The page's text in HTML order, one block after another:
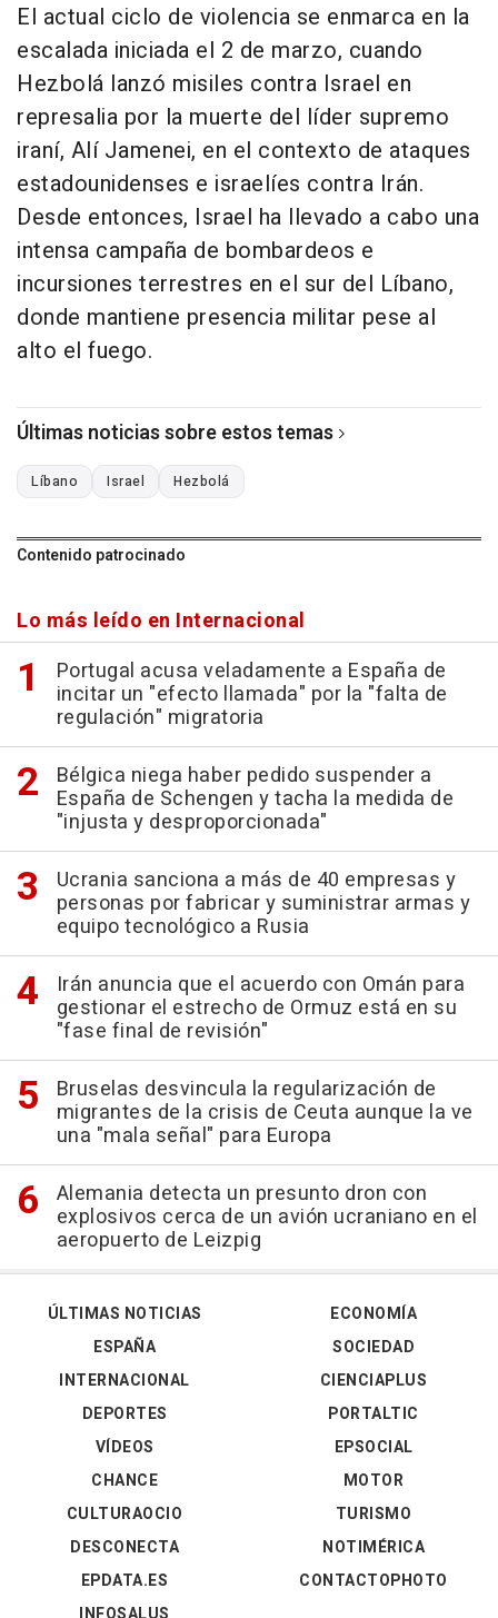
El actual ciclo de violencia se enmarca en la
escalada iniciada el 2 de marzo, cuando
Hezbolá lanzó misiles contra Israel en
represalia por la muerte del líder supremo
iraní, Alí Jamenei, en el contexto de ataques
estadounidenses e israelíes contra Irán.
Desde entonces, Israel ha llevado a cabo una
intensa campaña de bombardeos e
incursiones terrestres en el sur del Líbano,
donde mantiene presencia militar pese al
alto el fuego.
Últimas noticias sobre estos temas
Líbano Israel Hezbolá
Contenido patrocinado
Lo más leído en Internacional
Portugal acusa veladamente a España de
incitar un "efecto llamada" por la "falta de
regulación" migratoria
Bélgica niega haber pedido suspender a
España de Schengen y tacha la medida de
"injusta y desproporcionada"
Ucrania sanciona a más de 40 empresas y
personas por fabricar y suministrar armas y
equipo tecnológico a Rusia
Irán anuncia que el acuerdo con Omán para
gestionar el estrecho de Ormuz está en su
"fase final de revisión"
Bruselas desvincula la regularización de
migrantes de la crisis de Ceuta aunque la ve
una "mala señal" para Europa
Alemania detecta un presunto dron con
explosivos cerca de un avión ucraniano en el
aeropuerto de Leizpig
ÚLTIMAS NOTICIAS
ESPAÑA
INTERNACIONAL
DEPORTES
VÍDEOS
ECONOMÍA
SOCIEDAD
CIENCIAPLUS
PORTALTIC
EPSOCIAL
CHANCE
CULTURAOCIO
DESCONECTA
EPDATA.ES
MOTOR
TURISMO
NOTIMÉRICA
CONTACTOPHOTO